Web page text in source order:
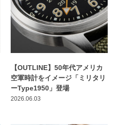
【OUTLINE】50年代アメリカ
空軍時計をイメージ「ミリタリ
ーType1950」登場
2026.06.03